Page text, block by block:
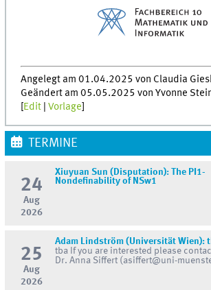
Angelegt am 01.04.2025 von Claudia
Geändert am 05.05.2025 von Yvonne
Edit |Vorlage
TERMINE
24
Aug
2026
Xiuyuan Sun (Disputation): The PI1-
Nondefinability of NSw1
25
Aug
2026
Adam Lindström (Universität Wien):
tba If you are interested please
Dr. Anna Siffert (asiffert@uni-